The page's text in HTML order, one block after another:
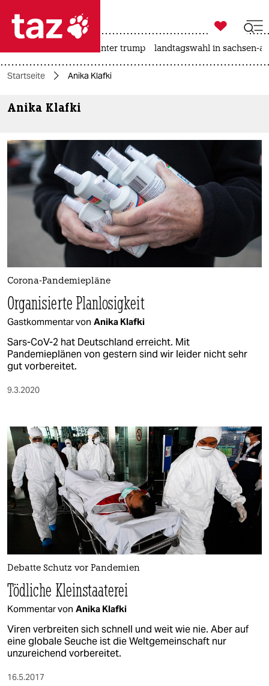
 taz zahl ich
taz zahl ich
themen
politik
öko
gesellschaft
kultur
berlin
nord
wahrheit
verlag
verlag
fragen & hilfe
unterstützen
abo
genossenschaft
epaper login

taz zahl ich
usa unter trump landtagswahl in sachsen-
Startseite Anika Klafki
Anika Klafki
Corona-Pandemiepläne
Organisierte Planlosigkeit
Gastkommentar von Anika Klafki
Sars-CoV-2 hat Deutschland erreicht. Mit
Pandemieplänen von gestern sind wir leider nicht sehr
gut vorbereitet.
9.3.2020
Debatte Schutz vor Pandemien
Tödliche Kleinstaaterei
Kommentar von Anika Klafki
Viren verbreiten sich schnell und weit wie nie. Aber auf
eine globale Seuche ist die Weltgemeinschaft nur
unzureichend vorbereitet.
16.5.2017